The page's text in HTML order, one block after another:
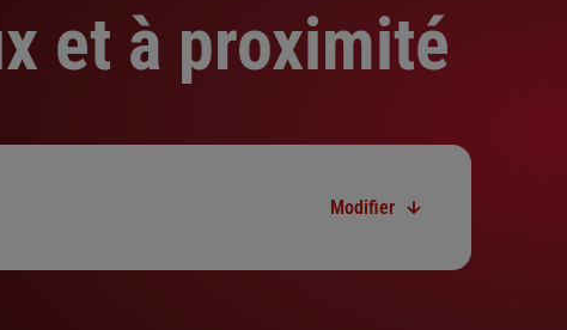
et à proximité
Modifier